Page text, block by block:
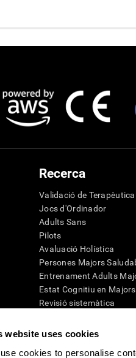
website uses cookies
cookies to personalise
Recerca
Validació de Terapèutica
Jocs d'Ordinador
Adults Sans
Pilots
Avaluació Holística
Persones Majors
Entrenament Adults
Estat Cognitiu en Majors
Revisió sistemàtica